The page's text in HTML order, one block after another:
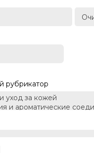
рубрикатор